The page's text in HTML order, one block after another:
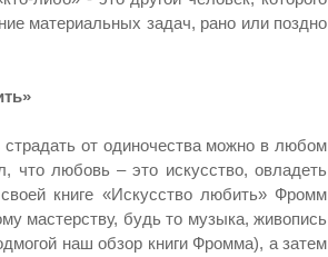
материальных задач, рано или поздно
от одиночества можно в любом
что любовь – это искусство, овладеть
книге «Искусство любить» Фромм
мастерству, будь то музыка, живопись
наш обзор книги Фромма), а затем